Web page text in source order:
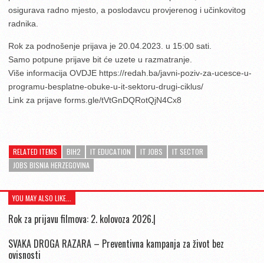
osigurava radno mjesto, a poslodavcu provjerenog i učinkovitog
radnika.
Rok za podnošenje prijava je 20.04.2023. u 15:00 sati.
Samo potpune prijave bit će uzete u razmatranje.
Više informacija OVDJE https://redah.ba/javni-poziv-za-ucesce-u-
programu-besplatne-obuke-u-it-sektoru-drugi-ciklus/
Link za prijave forms.gle/tVtGnDQRotQjN4Cx8
RELATED ITEMS BIH2 IT EDUCATION IT JOBS
IT SECTOR
JOBS BISNIA HERZEGOVINA
YOU MAY ALSO LIKE...
Rok za prijavu filmova: 2. kolovoza 2026.|
SVAKA DROGA RAZARA – Preventivna kampanja za život bez
ovisnosti